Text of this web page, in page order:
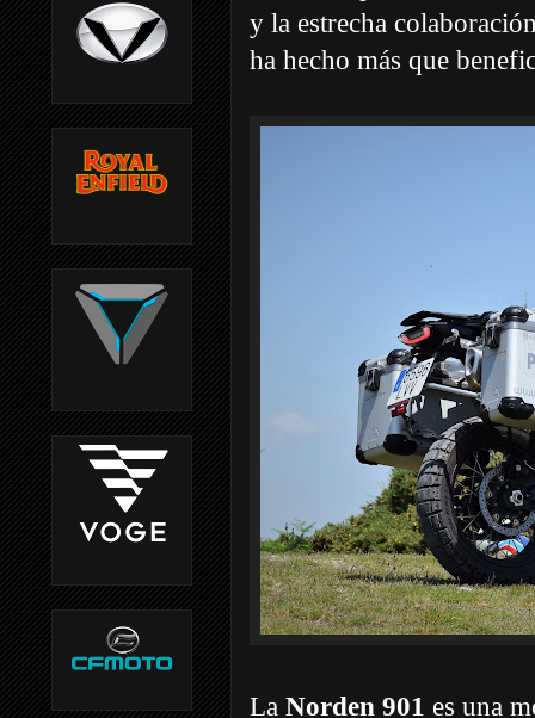
y la estrecha
ha hecho más que
La Norden 901 es una